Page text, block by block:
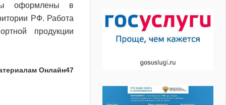
оформлены в
РФ. Работа
продукции
Онлайн47